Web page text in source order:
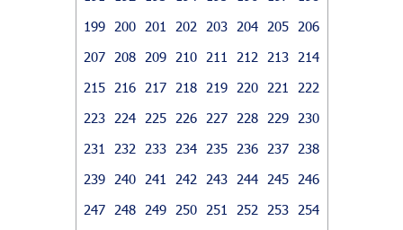
199
200 201 202 203 204 205
206
207
208 209 210 211 212 213
214
215
216 217 218 219 220 221
222
223
224 225 226 227 228 229
230
231
232 233 234 235 236 237
238
239
240 241 242 243 244 245
246
247
248 249 250 251 252 253
254